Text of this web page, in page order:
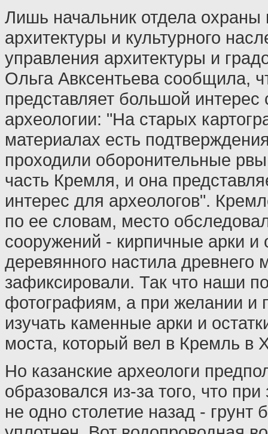
Лишь начальник отдела охраны
архитектуры и культурного
управления архитектуры и
Ольга Авксентьева сообщила,
представляет большой интерес
археологии: "На старых
материалах есть
проходили оборонительные
часть Кремля, и она
интерес для археологов".
по ее словам, место
сооружений - кирпичные арки и
деревянного настила древнего
зафиксировали. Так что наши
фотографиям, а при желании и
изучать каменные арки и
моста, который вел в Кремль в
Но казанские археологи
образовался из-за того, что
не одно столетие назад - грунт